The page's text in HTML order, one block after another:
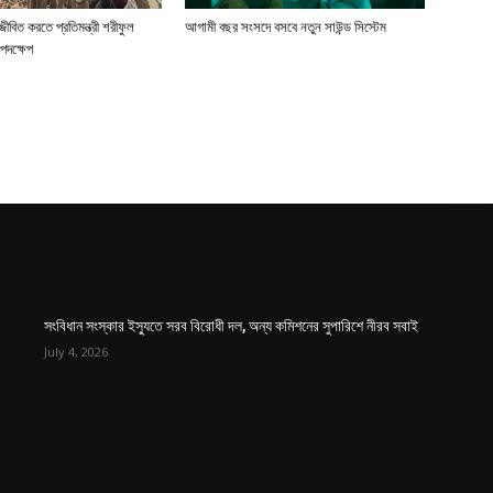
করতে প্রতিমন্ত্রী শরীফুল
আগামী বছর সংসদে বসবে নতুন সাউন্ড সিস্টেম
সংবিধান সংস্কার ইস্যুতে সরব বিরোধী দল, অন্য কমিশনের সুপারিশে নীরব সবাই
July 4, 2026